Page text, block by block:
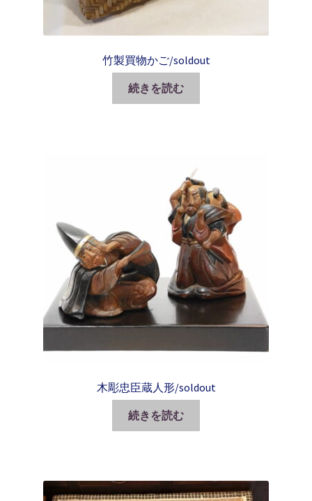
竹製買物かご/soldout
続きを読む
木彫忠臣蔵人形/soldout
続きを読む